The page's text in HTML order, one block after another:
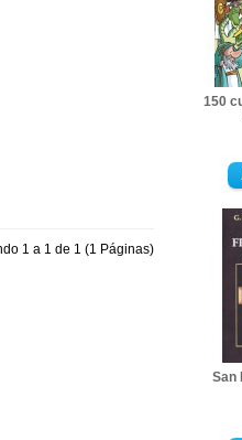
150
San
1 a 1 de 1 (1 Páginas)